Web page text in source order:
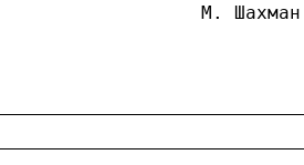
М. Шахман